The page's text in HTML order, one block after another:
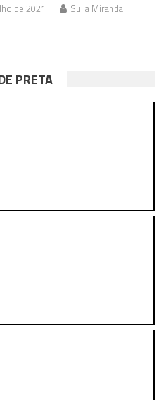
de 2021 Sulla Miranda
PRETA